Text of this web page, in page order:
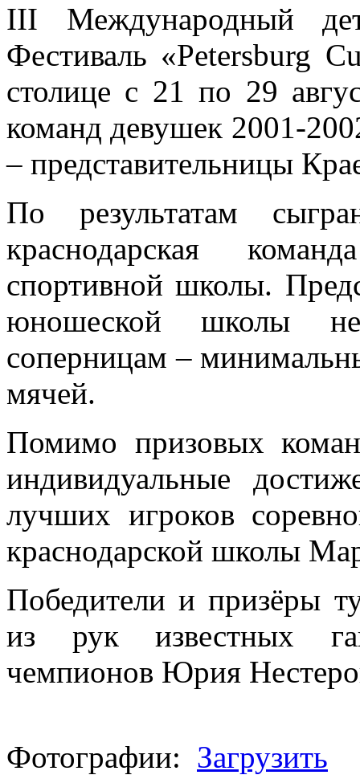
III Международный
Фестиваль «Petersburg
столице с 21 по 29
команд девушек 2001-
– представительницы
По результатам
краснодарская
спортивной школы.
юношеской школы
соперницам –
мячей.
Помимо призовых
индивидуальные
лучших игроков
краснодарской школы
Победители и призёры
из рук известных
чемпионов Юрия
Фотографии: Загрузить